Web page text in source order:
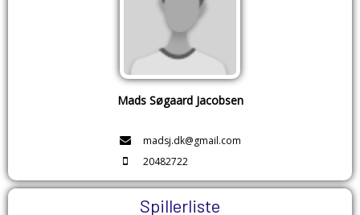
Mads Søgaard Jacobsen
madsj.dk@gmail.com
20482722
Spillerliste